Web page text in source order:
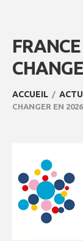
ACCUEIL
CHANGER EN